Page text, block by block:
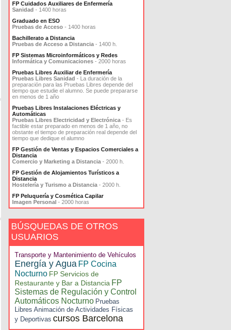
FP Cuidados Auxiliares de Enfermería
Sanidad - 1400 horas
Graduado en ESO
Pruebas de Acceso - 1400 horas
Bachillerato a Distancia
Pruebas de Acceso a Distancia - 1400 h.
FP Sistemas Microinformáticos y Redes
Informática y Comunicaciones - 2000 horas
Pruebas Libres Auxiliar de Enfermería
Pruebas Libres Sanidad - La duración de la
preparación para las Pruebas Libres depende del
tiempo que estudie el alumno. Se puede prepararse
en menos de 1 año
Pruebas Libres Instalaciones Eléctricas y
Automáticas
Pruebas Libres Electricidad y Electrónica - Es
factible estar preparado en menos de 1 año, no
obstante el tiempo de preparación real depende del
tiempo que dedique el alumno
FP Gestión de Ventas y Espacios Comerciales a
Distancia
Comercio y Marketing a Distancia - 2000 h.
FP Gestión de Alojamientos Turísticos a
Distancia
Hostelería y Turismo a Distancia - 2000 h.
FP Peluquería y Cosmética Capilar
Imagen Personal - 2000 horas
BÚSQUEDAS DE OTROS
USUARIOS
Transporte y Mantenimiento de Vehículos
Energía y Agua FP Cocina
Nocturno FP Servicios de
Restaurante y Bar a Distancia FP
Sistemas de Regulación y Control
Automáticos Nocturno Pruebas
Libres Animación de Actividades Físicas
y Deportivas cursos Barcelona